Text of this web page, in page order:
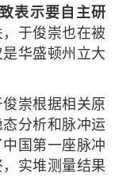
表示要自主研
于俊崇也在被
华盛顿州立大
崇根据相关原
分析和脉冲运
国第一座脉冲
实堆测量结果